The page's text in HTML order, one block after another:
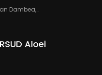
Dambea,…
Aloei